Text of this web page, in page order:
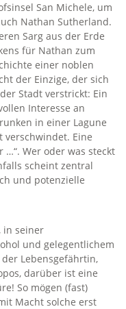
San Michele, um
Nathan Sutherland.
Sarg aus der Erde
für Nathan zum
einer noblen
der Einzige, der sich
Stadt verstrickt: Ein
Interesse an
in einer Lagune
verschwindet. Eine
Wer oder was steckt
scheint zentral
und potenzielle
in seiner
und gelegentlichem
Lebensgefährtin,
darüber ist eine
So mögen (fast)
Macht solche erst